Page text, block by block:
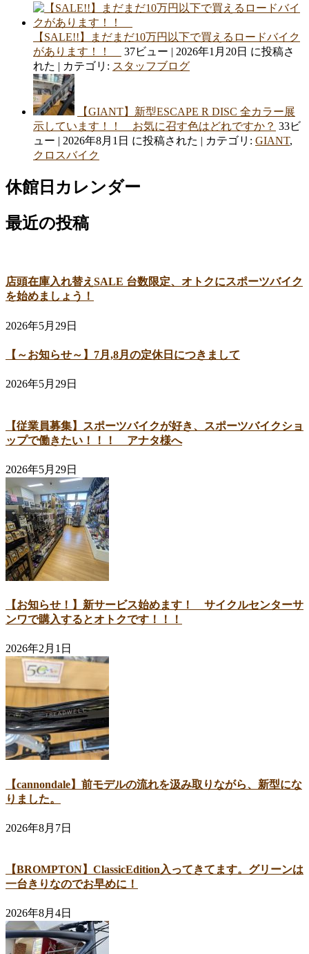
【SALE!!】まだまだ10万円以下で買えるロードバイク
があります！！
37ビュー | 2026年1月20日 に投稿さ
れた | カテゴリ: スタッフブログ
【GIANT】新型ESCAPE R DISC 全カラー展
示しています！！ お気に召す色はどれですか？ 33ビ
ュー | 2026年8月1日 に投稿された | カテゴリ: GIANT,
クロスバイク
休館日カレンダー
最近の投稿
店頭在庫入れ替えSALE 台数限定、オトクにスポーツバイク
を始めましょう！
2026年5月29日
【～お知らせ～】7月,8月の定休日につきまして
2026年5月29日
【従業員募集】スポーツバイクが好き、スポーツバイクショ
ップで働きたい！！！ アナタ様へ
2026年5月29日
【お知らせ！】新サービス始めます！ サイクルセンターサ
ンワで購入するとオトクです！！！
2026年2月1日
【cannondale】前モデルの流れを汲み取りながら、新型にな
りました。
2026年8月7日
【BROMPTON】ClassicEdition入ってきてます。グリーンは
一台きりなのでお早めに！
2026年8月4日